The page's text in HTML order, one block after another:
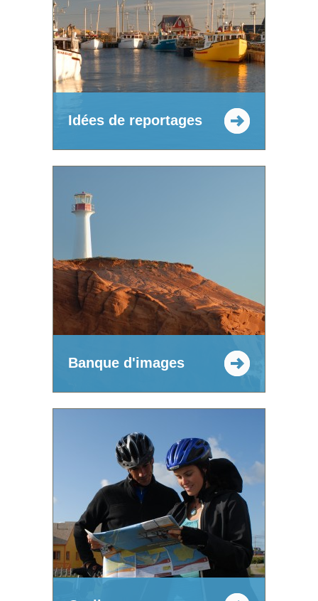
Idées de reportages
Banque d'images